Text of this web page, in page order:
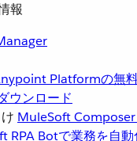
報
Platformの無
ウンロード
MuleSoft Composer
RPA Botで業務を自動